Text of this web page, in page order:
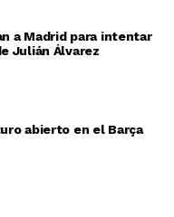
a Madrid para intentar
Julián Álvarez
abierto en el Barça